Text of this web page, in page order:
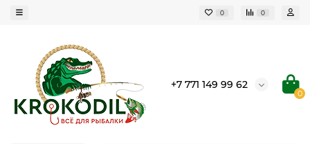
0 0
+7 771 149 99 62
0